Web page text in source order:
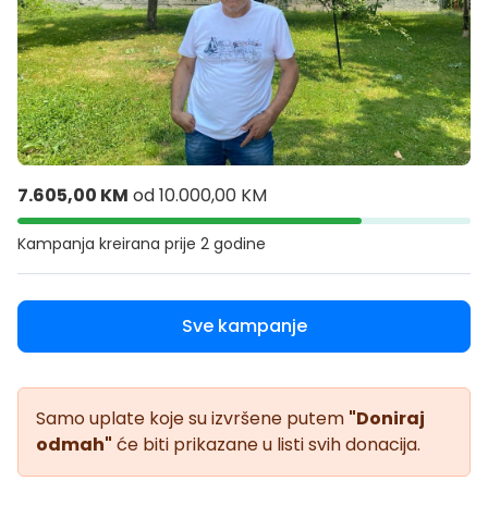
7.605,00 KM od10.000,00 KM
Kampanja kreirana prije 2 godine
Sve kampanje
Samo uplate koje su izvršene putem "Doniraj
odmah" će biti prikazane u listi svih donacija.